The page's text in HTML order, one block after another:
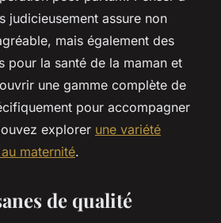
judicieusement assure non
mais également des
pour la santé de la maman et
une gamme complète de
pour accompagner
explorer une variété
maternité.
de qualité